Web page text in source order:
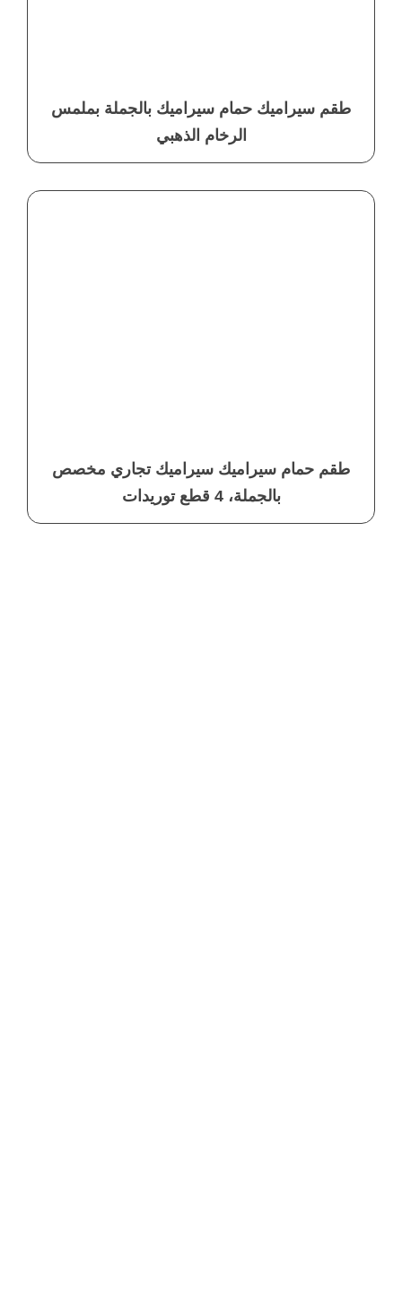
طقم سيراميك حمام سيراميك بالجملة بملمس
الرخام الذهبي
طقم حمام سيراميك سيراميك تجاري مخصص
بالجملة، 4 قطع توريدات